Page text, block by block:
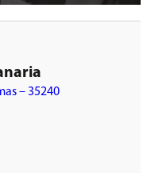
– 35240